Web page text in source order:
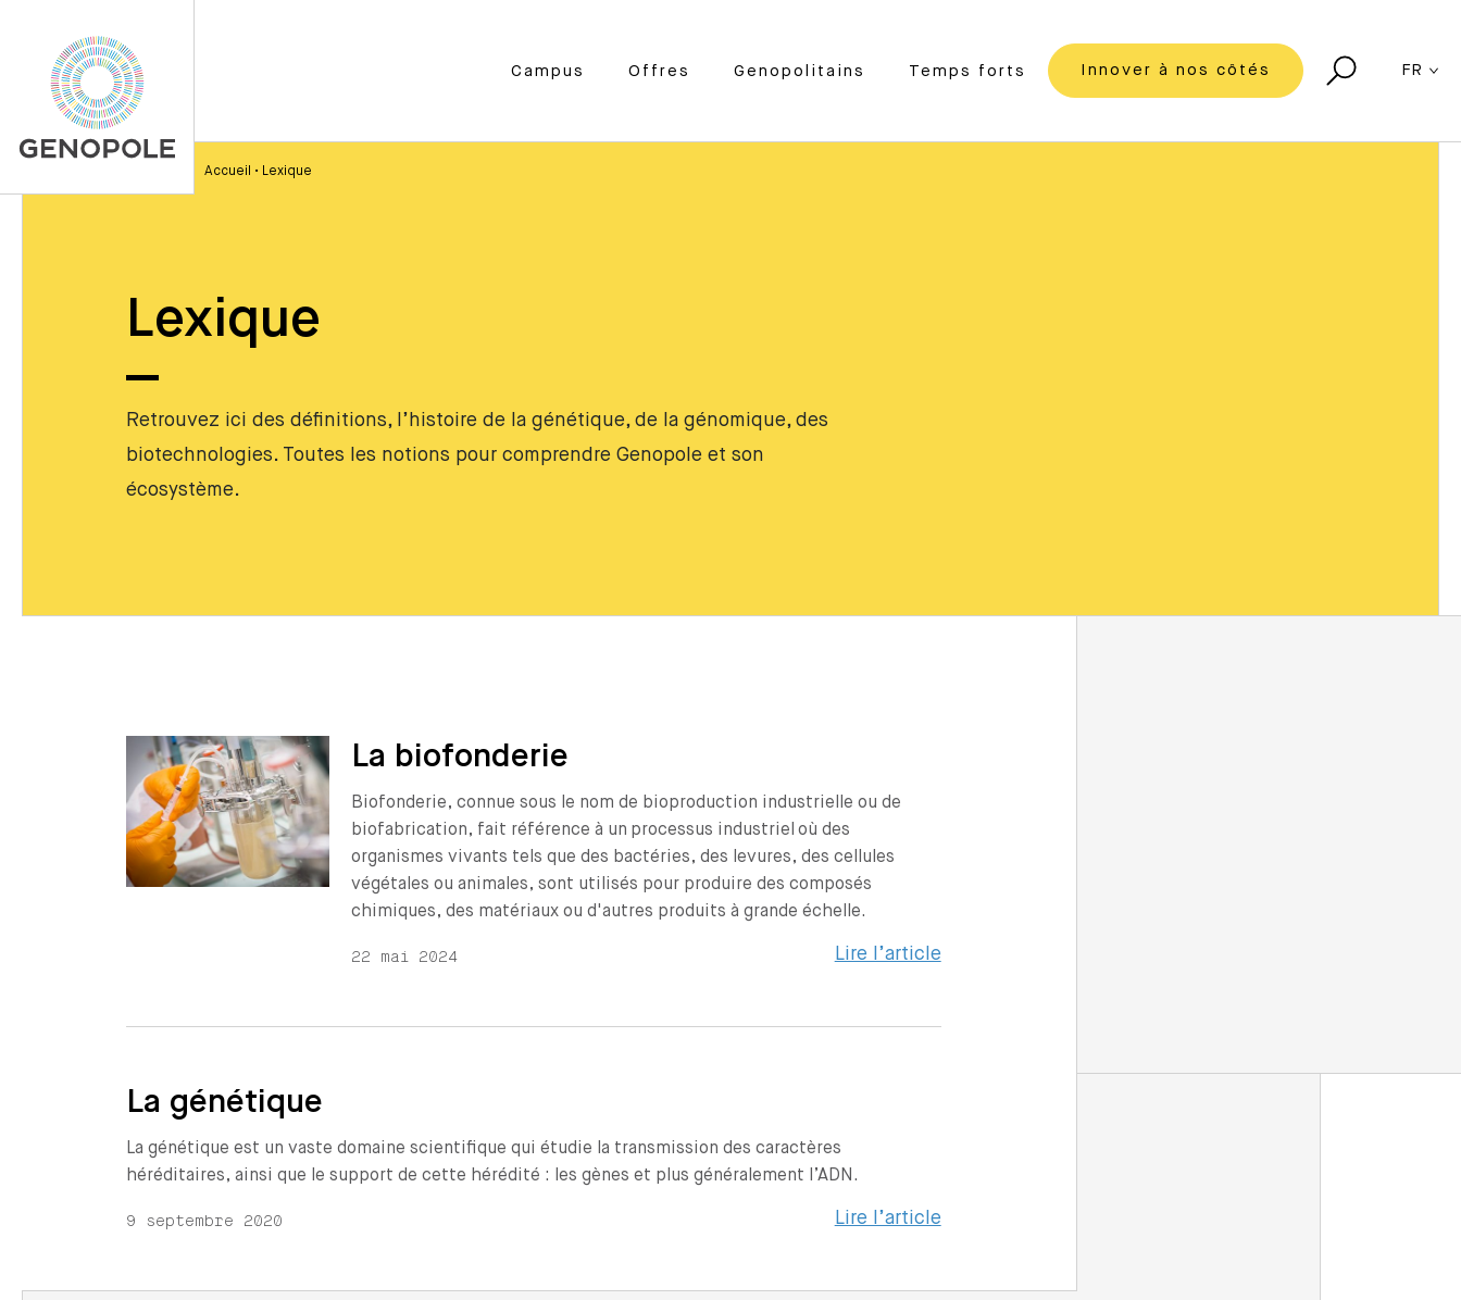
Campus Offres Genopolitains Temps forts Innover à nos côtés FR
Accueil • Lexique
Lexique
Retrouvez ici des définitions, l’histoire de la génétique, de la génomique, des
biotechnologies. Toutes les notions pour comprendre Genopole et son
écosystème.
La biofonderie
Biofonderie, connue sous le nom de bioproduction industrielle ou de
biofabrication, fait référence à un processus industriel où des
organismes vivants tels que des bactéries, des levures, des cellules
végétales ou animales, sont utilisés pour produire des composés
chimiques, des matériaux ou d'autres produits à grande échelle.
22 mai 2024 Lire l’article
La génétique
La génétique est un vaste domaine scientifique qui étudie la transmission des caractères
héréditaires, ainsi que le support de cette hérédité : les gènes et plus généralement l’ADN.
9 septembre 2020 Lire l’article